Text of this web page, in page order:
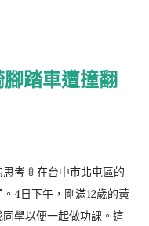
談擁有了一副台灣的肝
年間，新肝出現異常，
堅韌依然堅守佛祖的教
命，願意捐肝，願意赴
之火熄滅。即使泯然於
最終，Kate於2022年
踏車遭撞翻
考 🚦 在台中市北屯區的
4日下午，剛滿12歲的黃
學以便一起做功課。這